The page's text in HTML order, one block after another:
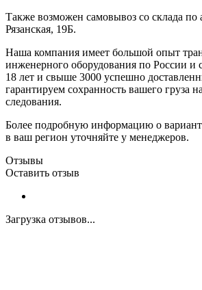
Также возможен самовывоз со склада по
Рязанская, 19Б.
Наша компания имеет большой опыт
инженерного оборудования по России и
18 лет и свыше 3000 успешно
гарантируем сохранность вашего груза
следования.
Более подробную информацию о
в ваш регион уточняйте у менеджеров.
Отзывы
Оставить отзыв
Загрузка отзывов...